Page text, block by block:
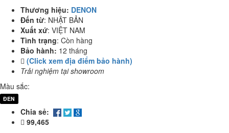
Thương hiệu: DENON
Đến từ: NHẬT BẢN
Xuất xứ: VIỆT NAM
Tình trạng: Còn hàng
Bảo hành: 12 tháng
(Click xem địa điểm bảo hành)
Trải nghiệm tại showroom
Màu sắc:
ĐEN
Chia sẻ:
99,465